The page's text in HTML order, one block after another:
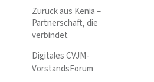
Zurück aus Kenia –
Partnerschaft, die
verbindet
Digitales CVJM-
VorstandsForum